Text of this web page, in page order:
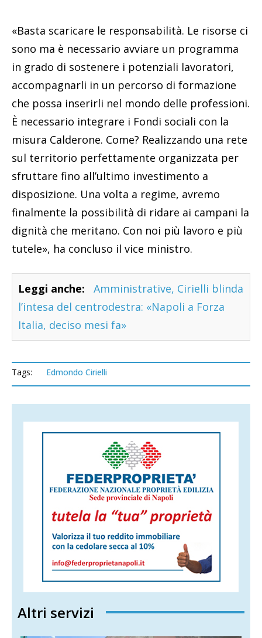
«Basta scaricare le responsabilità. Le risorse ci
sono ma è necessario avviare un programma
in grado di sostenere i potenziali lavoratori,
accompagnarli in un percorso di formazione
che possa inserirli nel mondo delle professioni.
È necessario integrare i Fondi sociali con la
misura Calderone. Come? Realizzando una rete
sul territorio perfettamente organizzata per
sfruttare fino all’ultimo investimento a
disposizione. Una volta a regime, avremo
finalmente la possibilità di ridare ai campani la
dignità che meritano. Con noi più lavoro e più
tutele», ha concluso il vice ministro.
Leggi anche:
Amministrative, Cirielli blinda
l’intesa del centrodestra: «Napoli a Forza
Italia, deciso mesi fa»
Tags: Edmondo Cirielli
Altri servizi